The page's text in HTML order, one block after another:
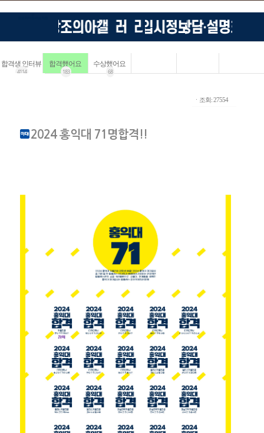
합격생 인터뷰
4114
합격했어요
183
수상했어요
68
ㆍ조회: 27554
2024 홍익대 71명합격!!